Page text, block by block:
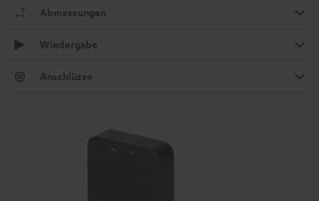
Abmessungen
Wiedergabe
Anschlüsse